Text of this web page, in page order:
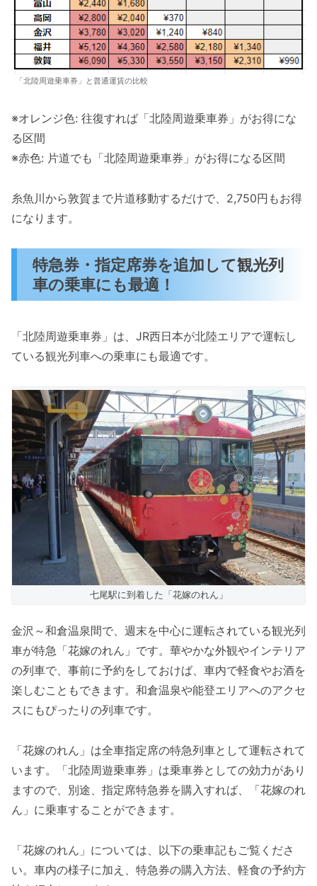
「北陸周遊乗車券」と普通運賃の比較
※オレンジ色: 往復すれば「北陸周遊乗車券」がお得にな
る区間
※赤色: 片道でも「北陸周遊乗車券」がお得になる区間
糸魚川から敦賀まで片道移動するだけで、2,750円もお得
になります。
特急券・指定席券を追加して観光列
車の乗車にも最適！
「北陸周遊乗車券」は、JR西日本が北陸エリアで運転し
ている観光列車への乗車にも最適です。
七尾駅に到着した「花嫁のれん」
金沢～和倉温泉間で、週末を中心に運転されている観光列
車が特急「花嫁のれん」です。華やかな外観やインテリア
の列車で、事前に予約をしておけば、車内で軽食やお酒を
楽しむこともできます。和倉温泉や能登エリアへのアクセ
スにもぴったりの列車です。
「花嫁のれん」は全車指定席の特急列車として運転されて
います。「北陸周遊乗車券」は乗車券としての効力があり
ますので、別途、指定席特急券を購入すれば、「花嫁のれ
ん」に乗車することができます。
「花嫁のれん」については、以下の乗車記もご覧くださ
い。車内の様子に加え、特急券の購入方法、軽食の予約方